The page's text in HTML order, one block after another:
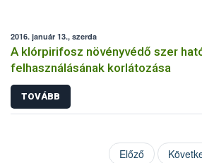
2016. január 13., szerda
A klórpirifosz növényvédő szer
felhasználásának korlátozása
TOVÁBB
Előző